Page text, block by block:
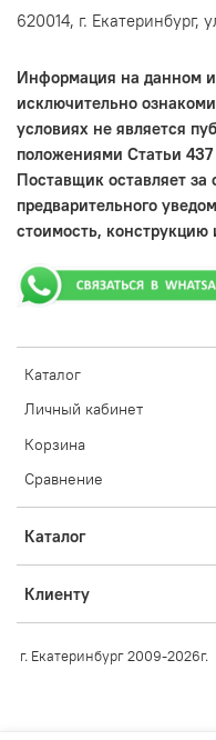
Каталог
Личный кабинет
Корзина
Сравнение
Каталог
Клиенту
620014, г.
Информация на данном
исключительно
условиях не является
положениями Статьи
Поставщик оставляет за
предварительного
стоимость,
г. Екатеринбург 2009-2026г.